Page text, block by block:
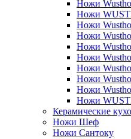
Ножи
Ножи
Ножи
Ножи
Ножи
Ножи
Ножи
Ножи
Ножи
Ножи
Керамические
Ножи Шеф
Ножи Сантоку